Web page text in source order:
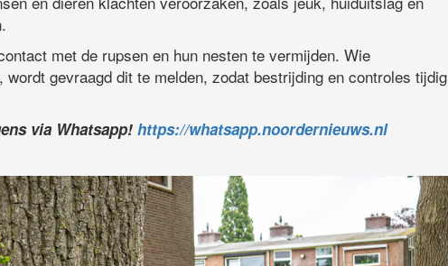
met de rupsen en hun nesten te vermijden. Wie
gevraagd dit te melden, zodat bestrijding en controles tijdig
via Whatsapp! https://whatsapp.noordernieuws.nl